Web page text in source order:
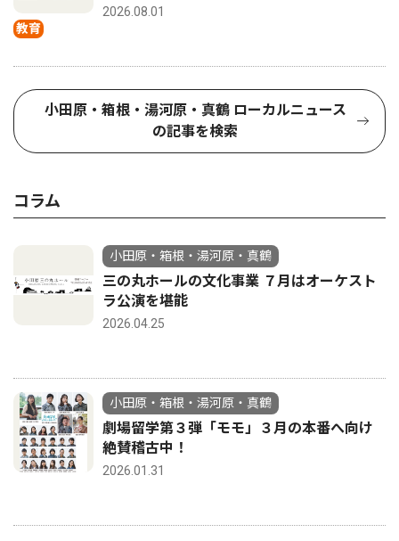
教育
2026.08.01
小田原・箱根・湯河原・真鶴 ローカルニュース
の記事を検索
コラム
小田原・箱根・湯河原・真鶴
三の丸ホールの文化事業 ７月はオーケスト
ラ公演を堪能
2026.04.25
小田原・箱根・湯河原・真鶴
劇場留学第３弾「モモ」３月の本番へ向け
絶賛稽古中！
2026.01.31